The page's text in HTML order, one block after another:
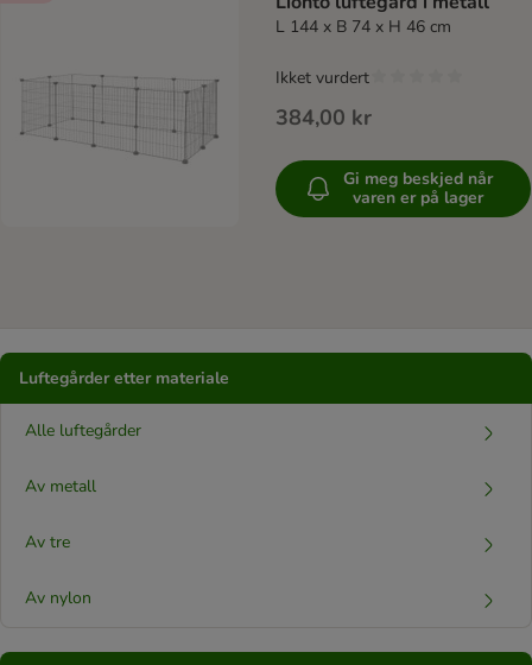
L 144 x B 74 x H 46 cm
384,00 kr
Ikket vurdert
Gi meg beskjed når
varen er på lager
Luftegårder etter materiale
Alle luftegårder
Av metall
Av tre
Av nylon